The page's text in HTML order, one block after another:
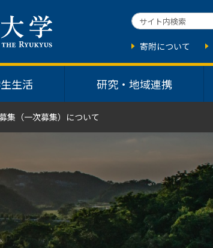
生活 研究・地域連携
寄附について
集（一次募集）について